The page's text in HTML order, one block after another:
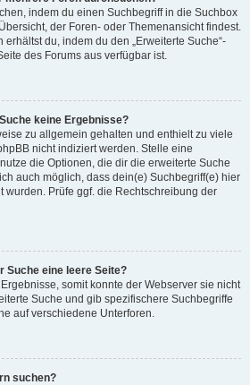
indem du einen Suchbegriff in die Suchbox
der Foren- oder Themenansicht findest.
du, indem du den „Erweiterte Suche“-
des Forums aus verfügbar ist.
keine Ergebnisse?
zu allgemein gehalten und enthielt zu viele
nicht indiziert werden. Stelle eine
die Optionen, die dir die erweiterte Suche
auch möglich, dass dein(e) Suchbegriff(e) hier
wurden. Prüfe ggf. die Rechtschreibung der
Suche eine leere Seite?
somit konnte der Webserver sie nicht
Suche und gib spezifischere Suchbegriffe
auf verschiedene Unterforen.
suchen?